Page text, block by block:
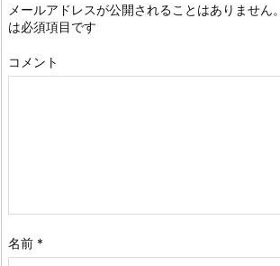
メールアドレスが公開されることはありません。
は必須項目です
コメント
名前 *